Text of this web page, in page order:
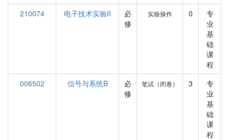
210074
电子技术实验II
必
修
实验操作 0
专
业
基
础
课
程
006502
信号与系统B
必
修
笔试（闭卷） 3
专
业
基
础
课
程